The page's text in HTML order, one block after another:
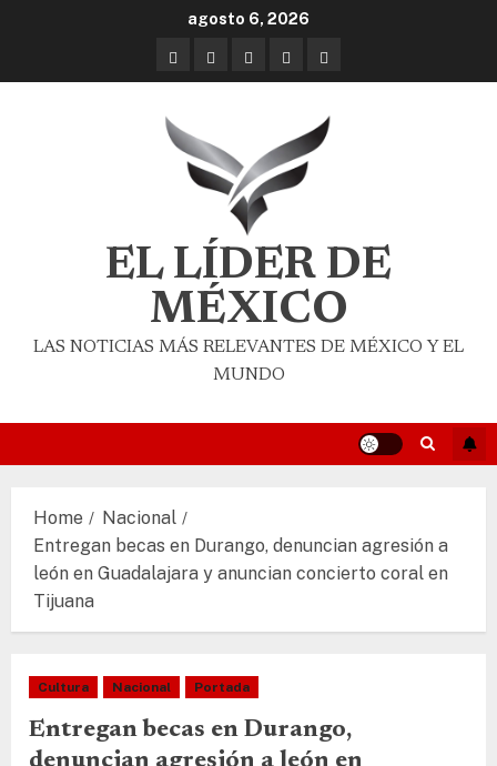
agosto 6, 2026
EL LÍDER DE
MÉXICO
LAS NOTICIAS MÁS RELEVANTES DE MÉXICO Y EL
MUNDO
Home
Nacional
Entregan becas en Durango, denuncian agresión a
león en Guadalajara y anuncian concierto coral en
Tijuana
Cultura Nacional Portada
Entregan becas en Durango,